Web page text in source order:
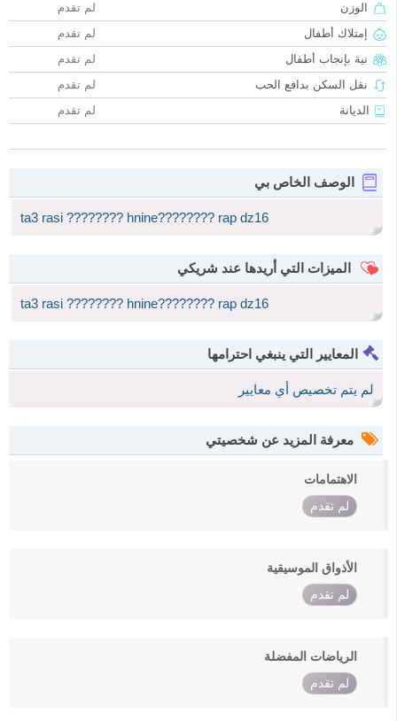
الوزن
لم تقدم
إمتلاك أطفال
لم تقدم
نية بإنجاب أطفال
لم تقدم
نقل السكن بدافع الحب
لم تقدم
الديانة
لم تقدم
الوصف الخاص بي
ta3 rasi ???????? hnine???????? rap dz16
الميزات التي أريدها عند شريكي
ta3 rasi ???????? hnine???????? rap dz16
المعايير التي ينبغي احترامها
لم يتم تخصيص أي معايير
معرفة المزيد عن شخصيتي
الاهتمامات
لم تقدم
الأذواق الموسيقية
لم تقدم
الرياضات المفضلة
لم تقدم